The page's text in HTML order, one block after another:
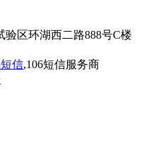
区环湖西二路888号C楼
信,106短信服务商